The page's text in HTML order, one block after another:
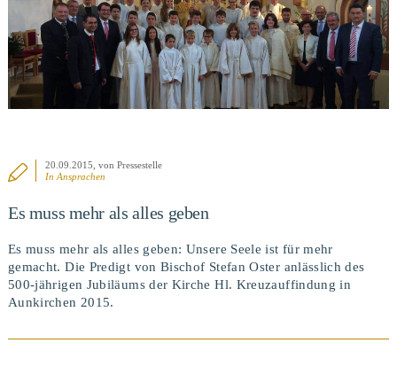
20.09.2015 , von Pressestelle
InAnsprachen
Es muss mehr als alles geben
Es muss mehr als alles geben: Unsere Seele ist für mehr
gemacht. Die Predigt von Bischof Stefan Oster anlässlich des
500-jährigen Jubiläums der Kirche Hl. Kreuzauffindung in
Aunkirchen 2015.